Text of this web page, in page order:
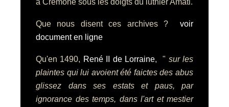
Que nous disent ces archives ?
voir
document en ligne
Qu'en 1490, René II de Lorraine, " sur les
plaintes qui lui avoient été faictes des abus
glissez dans ses estats et paus, par
ignorance des temps, dans l'art et mestier